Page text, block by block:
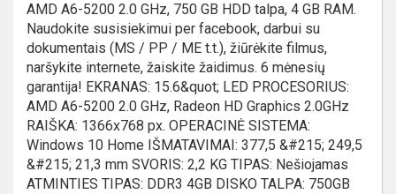
AMD A6-5200 2.0 GHz, 750 GB HDD talpa, 4 GB RAM.
Naudokite susisiekimui per facebook, darbui su
dokumentais (MS / PP / ME t.t.), žiūrėkite filmus,
naršykite internete, žaiskite žaidimus. 6 mėnesių
garantija! EKRANAS: 15.6&quot; LED PROCESORIUS:
AMD A6-5200 2.0 GHz, Radeon HD Graphics 2.0GHz
RAIŠKA: 1366x768 px. OPERACINĖ SISTEMA:
Windows 10 Home IŠMATAVIMAI: 377,5 &#215; 249,5
&#215; 21,3 mm SVORIS: 2,2 KG TIPAS: Nešiojamas
ATMINTIES TIPAS: DDR3 4GB DISKO TALPA: 750GB